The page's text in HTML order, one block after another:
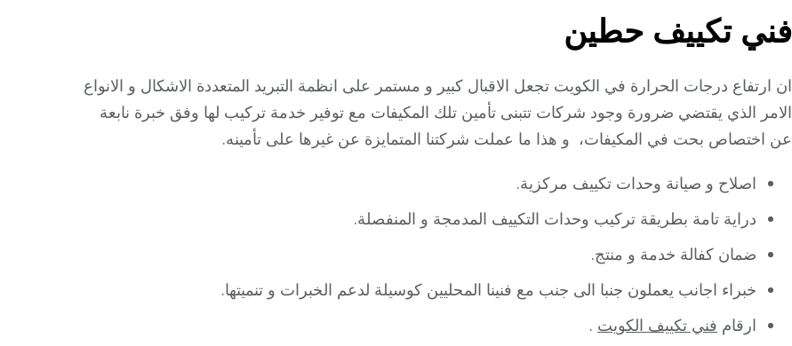
فني تكييف حطين
ان ارتفاع درجات الحرارة في الكويت تجعل الاقبال كبير و مستمر على انظمة التبريد المتعددة الاشكال و الانواع
الامر الذي يقتضي ضرورة وجود شركات تتبنى تأمين تلك المكيفات مع توفير خدمة تركيب لها وفق خبرة نابعة
عن اختصاص بحت في المكيفات، و هذا ما عملت شركتنا المتمايزة عن غيرها على تأمينه.
اصلاح و صيانة وحدات تكييف مركزية.
دراية تامة بطريقة تركيب وحدات التكييف المدمجة و المنفصلة.
ضمان كفالة خدمة و منتج.
خبراء اجانب يعملون جنبا الى جنب مع فنينا المحليين كوسيلة لدعم الخبرات و تنميتها.
ارقام فني تكييف الكويت .